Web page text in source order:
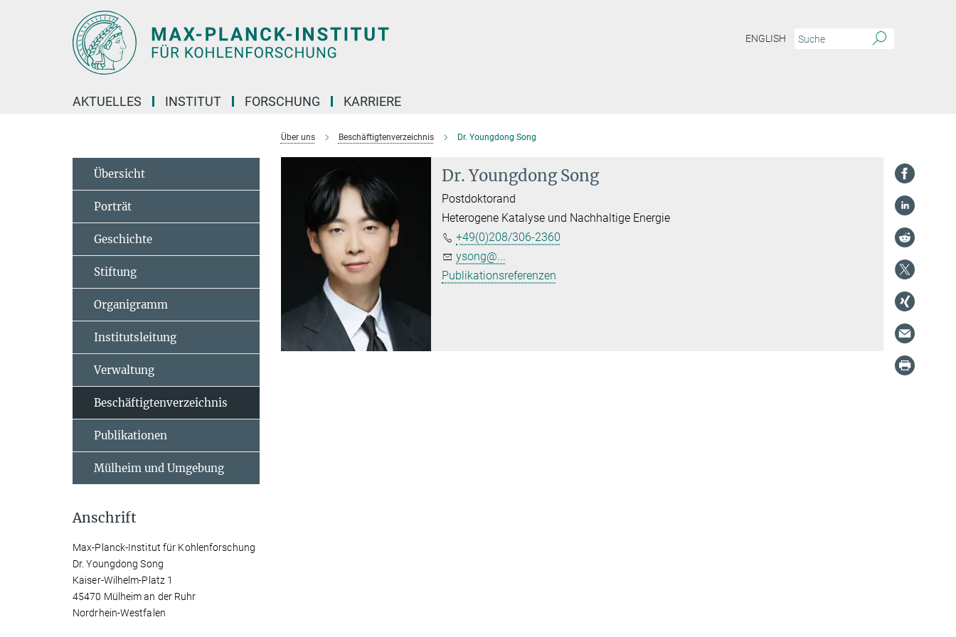
ENGLISH
AKTUELLES INSTITUT FORSCHUNG KARRIERE
Über uns Beschäftigtenverzeichnis Dr. Youngdong Song
Dr. Youngdong Song
Postdoktorand
Heterogene Katalyse und Nachhaltige Energie
+49(0)208/306-2360
ysong@...
Publikationsreferenzen
Übersicht
Porträt
Geschichte
Stiftung
Organigramm
Institutsleitung
Verwaltung
Beschäftigtenverzeichnis
Publikationen
Mülheim und Umgebung
Anschrift
Max-Planck-Institut für Kohlenforschung
Dr. Youngdong Song
Kaiser-Wilhelm-Platz 1
45470 Mülheim an der Ruhr
Nordrhein-Westfalen